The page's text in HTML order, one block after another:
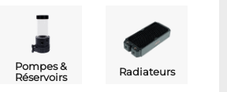
Pompes &
Réservoirs
Radiateurs